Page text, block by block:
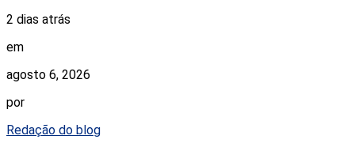
2 dias atrás
em
agosto 6, 2026
por
Redação do blog